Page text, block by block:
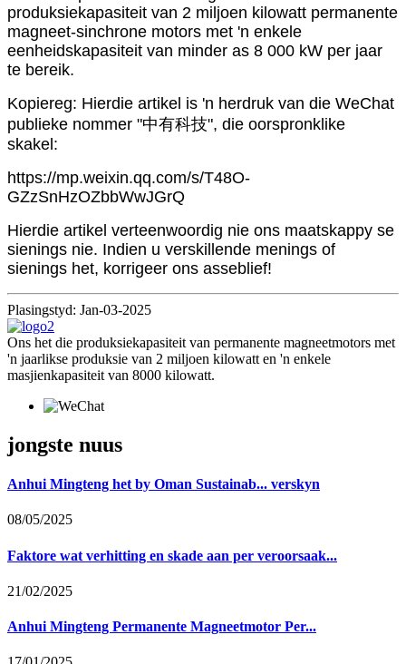
produksiekapasiteit van 2 miljoen kilowatt permanente
magneet-sinchrone motors met 'n enkele
eenheidskapasiteit van minder as 8 000 kW per jaar
te bereik.
Kopiereg: Hierdie artikel is 'n herdruk van die WeChat
publieke nommer "中有科技", die oorspronklike
skakel:
https://mp.weixin.qq.com/s/T48O-
GZzSnHzOZbbWwJGrQ
Hierdie artikel verteenwoordig nie ons maatskappy se
sienings nie. Indien u verskillende menings of
sienings het, korrigeer ons asseblief!
Plasingstyd: Jan-03-2025
Ons het die produksiekapasiteit van permanente magneetmotors met
'n jaarlikse produksie van 2 miljoen kilowatt en 'n enkele
masjienkapasiteit van 8000 kilowatt.
jongste nuus
Anhui Mingteng het by Oman Sustainab... verskyn
08/05/2025
Faktore wat verhitting en skade aan per veroorsaak...
21/02/2025
Anhui Mingteng Permanente Magneetmotor Per...